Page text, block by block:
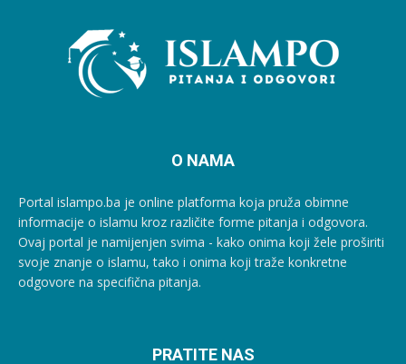
O NAMA
Portal islampo.ba je online platforma koja pruža obimne
informacije o islamu kroz različite forme pitanja i odgovora.
Ovaj portal je namijenjen svima - kako onima koji žele proširiti
svoje znanje o islamu, tako i onima koji traže konkretne
odgovore na specifična pitanja.
PRATITE NAS